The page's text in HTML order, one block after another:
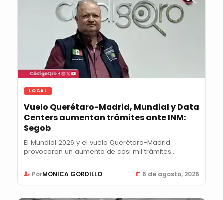
LOCAL
Vuelo Querétaro-Madrid, Mundial y Data
Centers aumentan trámites ante INM:
Segob
El Mundial 2026 y el vuelo Querétaro-Madrid
provocaron un aumento de casi mil trámites
PorMONICA GORDILLO 6 de agosto, 2026